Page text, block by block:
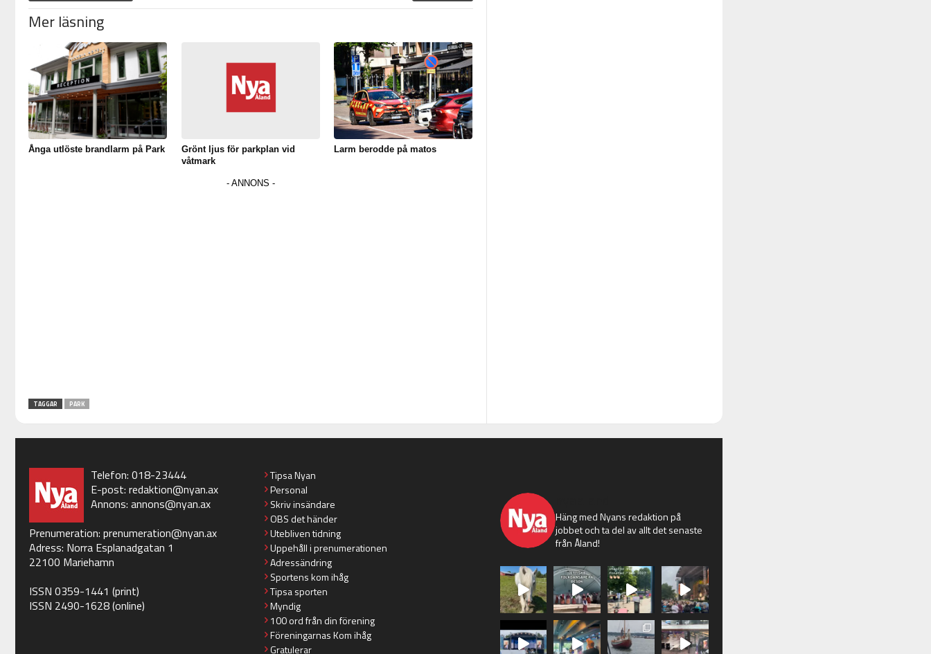
Mer läsning
Ånga utlöste brandlarm på Park
Grönt ljus för parkplan vid
våtmark
Larm berodde på matos
TAGGAR PARK
Telefon: 018-23444
E-post: redaktion@nyan.ax
Annons: annons@nyan.ax
Prenumeration: prenumeration@nyan.ax
Adress: Norra Esplanadgatan 1
22100 Mariehamn
ISSN 0359-1441 (print)
ISSN 2490-1628 (online)
Tipsa Nyan
Personal
Skriv insändare
OBS det händer
Utebliven tidning
Uppehåll i prenumerationen
Adressändring
Sportens kom ihåg
Tipsa sporten
Myndig
100 ord från din förening
Föreningarnas Kom ihåg
Gratulerar
Häng med Nyans redaktion på
jobbet och ta del av allt det senaste
från Åland!